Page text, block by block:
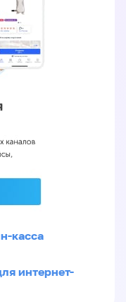
касса
интернет-